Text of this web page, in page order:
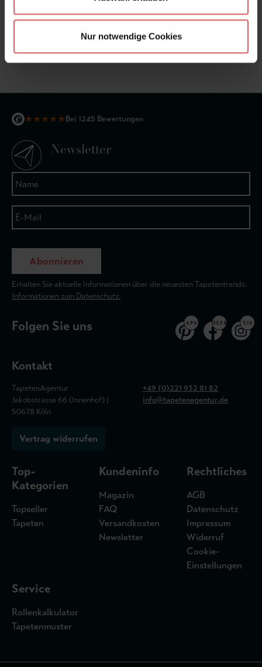
Nur notwendige Cookies
★★★★★Bei 1245 Bewertungen
Newsletter
Abonnieren
Erhalten Sie aktuelle Informationen über die neuesten Tapetentrends.
Informationen zum Datenschutz.
Folgen Sie uns 4,9 k 32,5 k 3,1 k
Kontakt
TapetenAgentur
Jakobstrasse 66 (Innenhof) |
50678 Köln
+49 (0)221 932 81 82
info@tapetenagentur.de
Vertrag widerrufen
Top-
Kategorien
Topseller
Tapeten
Kundeninfo
Magazin
FAQ
Versandkosten
Newsletter
Rechtliches
AGB
Datenschutz
Impressum
Widerruf
Cookie-
Einstellungen
Service
Rollenkalkulator
Tapetenmuster